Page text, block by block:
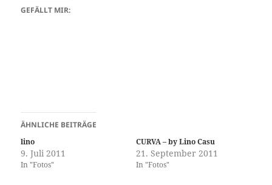
GEFÄLLT MIR:
ÄHNLICHE BEITRÄGE
lino
9. Juli 2011
In "Fotos"
CURVA – by Lino Casu
21. September 2011
In "Fotos"